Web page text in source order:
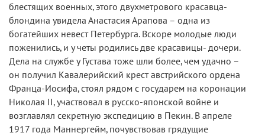
блестящих военных, этого двухметрового красавца-
блондина увидела Анастасия Арапова – одна из
богатейших невест Петербурга. Вскоре молодые люди
поженились, и у четы родились две красавицы- дочери.
Дела на службе у Густава тоже шли более, чем удачно –
он получил Кавалерийский крест австрийского ордена
Франца-Иосифа, стоял рядом с государем на коронации
Николая II, участвовал в русско-японской войне и
возглавлял секретную экспедицию в Пекин. В апреле
1917 года Маннергейм, почувствовав грядущие